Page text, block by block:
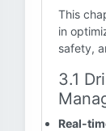
This
in
safety,
3.1
Real-